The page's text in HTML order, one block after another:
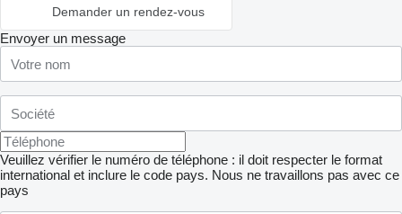
Demander un rendez-vous
Envoyer un message
Veuillez vérifier le numéro de téléphone : il doit respecter le format
international et inclure le code pays. Nous ne travaillons pas avec ce
pays